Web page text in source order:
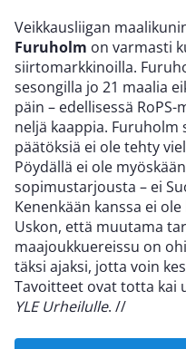
Veikkausliigan
Furuholm on varmasti
siirtomarkkinoilla.
sesongilla jo 21 maalia
päin – edellisessä
neljä kaappia. Furuholm
päätöksiä ei ole tehty
Pöydällä ei ole
sopimustarjousta – ei
Kenenkään kanssa ei
Uskon, että muutama
maajoukkuereissu on
täksi ajaksi, jotta voin
Tavoitteet ovat totta kai
YLE Urheilulle. //